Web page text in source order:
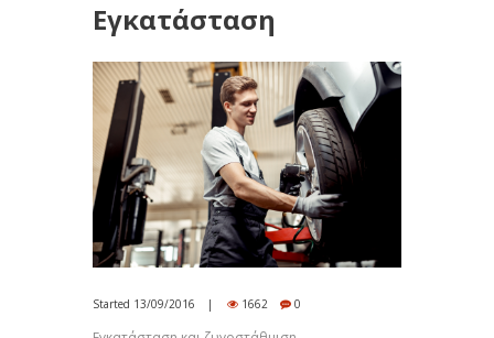
Εγκατάσταση
Started 13/09/2016 1662 0